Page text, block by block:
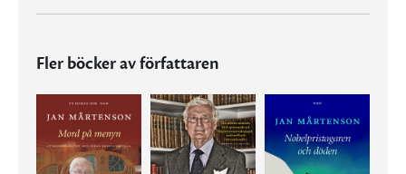
Fler böcker av författaren